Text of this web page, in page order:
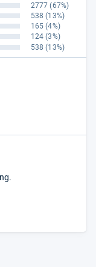
2777 (67%)
538 (13%)
165 (4%)
124 (3%)
538 (13%)